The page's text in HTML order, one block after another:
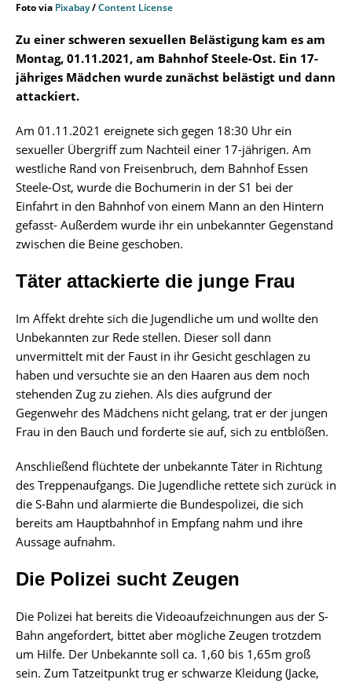
Foto via Pixabay/Content License
Zu einer schweren sexuellen Belästigung kam es am
Montag, 01.11.2021, am Bahnhof Steele-Ost. Ein 17-
jähriges Mädchen wurde zunächst belästigt und dann
attackiert.
Am 01.11.2021 ereignete sich gegen 18:30 Uhr ein
sexueller Übergriff zum Nachteil einer 17-jährigen. Am
westliche Rand von Freisenbruch, dem Bahnhof Essen
Steele-Ost, wurde die Bochumerin in der S1 bei der
Einfahrt in den Bahnhof von einem Mann an den Hintern
gefasst- Außerdem wurde ihr ein unbekannter Gegenstand
zwischen die Beine geschoben.
Täter attackierte die junge Frau
Im Affekt drehte sich die Jugendliche um und wollte den
Unbekannten zur Rede stellen. Dieser soll dann
unvermittelt mit der Faust in ihr Gesicht geschlagen zu
haben und versuchte sie an den Haaren aus dem noch
stehenden Zug zu ziehen. Als dies aufgrund der
Gegenwehr des Mädchens nicht gelang, trat er der jungen
Frau in den Bauch und forderte sie auf, sich zu entblößen.
Anschließend flüchtete der unbekannte Täter in Richtung
des Treppenaufgangs. Die Jugendliche rettete sich zurück in
die S-Bahn und alarmierte die Bundespolizei, die sich
bereits am Hauptbahnhof in Empfang nahm und ihre
Aussage aufnahm.
Die Polizei sucht Zeugen
Die Polizei hat bereits die Videoaufzeichnungen aus der S-
Bahn angefordert, bittet aber mögliche Zeugen trotzdem
um Hilfe. Der Unbekannte soll ca. 1,60 bis 1,65m groß
sein. Zum Tatzeitpunkt trug er schwarze Kleidung (Jacke,